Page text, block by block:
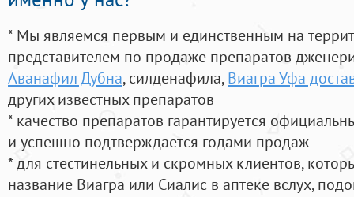
* Мы являемся первым и единственным на
представителем по продаже препаратов
Аванафил Дубна, силденафила, Виагра Уфа
других известных препаратов
* качество препаратов гарантируется
и успешно подтверждается годами продаж
* для стестинельных и скромных клиентов,
название Виагра или Сиалис в аптеке вслух,